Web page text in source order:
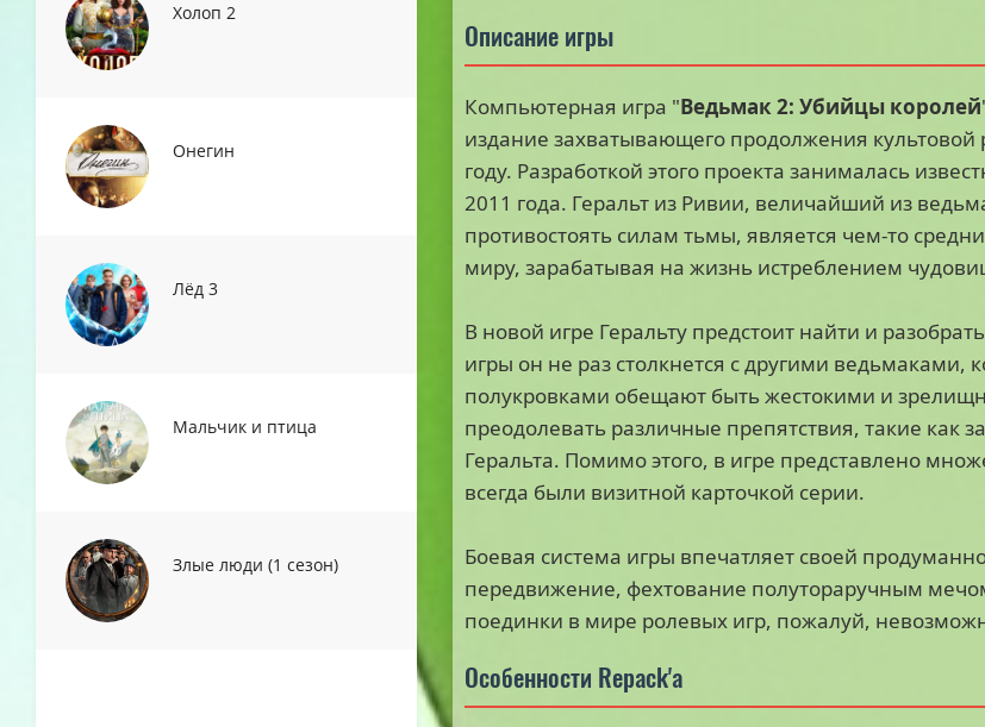
Холоп 2
Онегин
Лёд 3
Мальчик и птица
Злые люди (1 сезон)
Описание игры
Компьютерная игра "Ведьмак 2: Убийцы королей
издание захватывающего продолжения
году. Разработкой этого проекта занималась
2011 года. Геральт из Ривии, величайший из
противостоять силам тьмы, является чем-то
миру, зарабатывая на жизнь истреблением
В новой игре Геральту предстоит найти и
игры он не раз столкнется с другими
полукровками обещают быть жестокими и
преодолевать различные препятствия, такие как
Геральта. Помимо этого, в игре представлено
всегда были визитной карточкой серии.
Боевая система игры впечатляет своей
передвижение, фехтование полутораручным
поединки в мире ролевых игр, пожалуй,
Особенности Repack'а